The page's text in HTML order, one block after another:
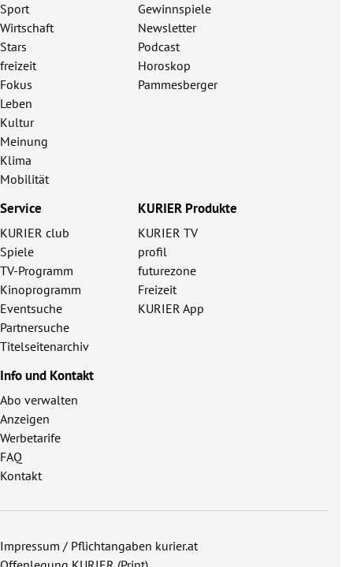
Sport
Wirtschaft
Stars
freizeit
Fokus
Leben
Kultur
Meinung
Klima
Mobilität
Gewinnspiele
Newsletter
Podcast
Horoskop
Pammesberger
Service
KURIER club
Spiele
TV-Programm
Kinoprogramm
Eventsuche
Partnersuche
Titelseitenarchiv
KURIER Produkte
KURIER TV
profil
futurezone
Freizeit
KURIER App
Info und Kontakt
Abo verwalten
Anzeigen
Werbetarife
FAQ
Kontakt
Impressum / Pflichtangaben kurier.at